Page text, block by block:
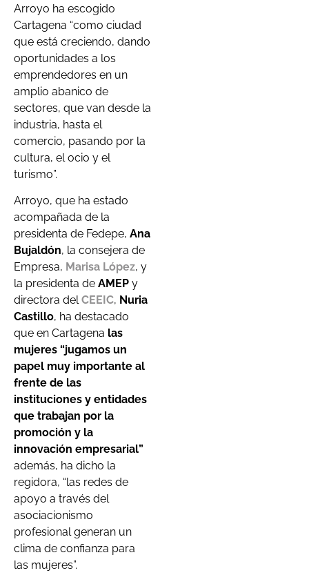
Arroyo ha escogido
Cartagena “como ciudad
que está creciendo, dando
oportunidades a los
emprendedores en un
amplio abanico de
sectores, que van desde la
industria, hasta el
comercio, pasando por la
cultura, el ocio y el
turismo”.
Arroyo, que ha estado
acompañada de la
presidenta de Fedepe, Ana
Bujaldón, la consejera de
Empresa, Marisa López, y
la presidenta de AMEP y
directora delCEEIC, Nuria
Castillo, ha destacado
que en Cartagena las
mujeres “jugamos un
papel muy importante al
frente de las
instituciones y entidades
que trabajan por la
promoción y la
innovación empresarial”
además, ha dicho la
regidora, “las redes de
apoyo a través del
asociacionismo
profesional generan un
clima de confianza para
las mujeres”.